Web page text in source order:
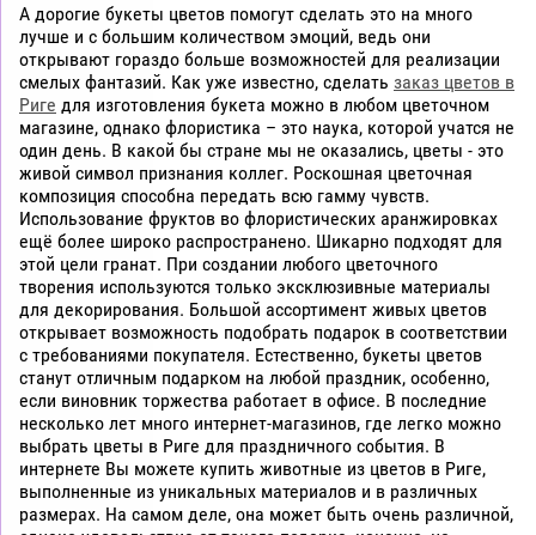
А дорогие букеты цветов помогут сделать это на много
лучше и с большим количеством эмоций, ведь они
открывают гораздо больше возможностей для реализации
смелых фантазий. Как уже известно, сделать заказ цветов в
Риге для изготовления букета можно в любом цветочном
магазине, однако флористика – это наука, которой учатся не
один день. В какой бы стране мы не оказались, цветы - это
живой символ признания коллег. Роскошная цветочная
композиция способна передать всю гамму чувств.
Использование фруктов во флористических аранжировках
ещё более широко распространено. Шикарно подходят для
этой цели гранат. При создании любого цветочного
творения используются только эксклюзивные материалы
для декорирования. Большой ассортимент живых цветов
открывает возможность подобрать подарок в соответствии
с требованиями покупателя. Естественно, букеты цветов
станут отличным подарком на любой праздник, особенно,
если виновник торжества работает в офисе. В последние
несколько лет много интернет-магазинов, где легко можно
выбрать цветы в Риге для праздничного события. В
интернете Вы можете купить животные из цветов в Риге,
выполненные из уникальных материалов и в различных
размерах. На самом деле, она может быть очень различной,